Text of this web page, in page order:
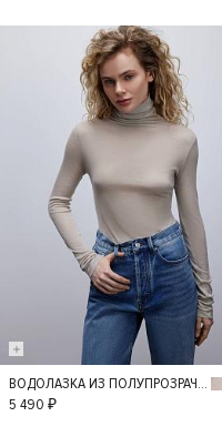
M
ВОДОЛАЗКА ИЗ ПОЛУПРОЗРАЧНОГО ТРИКОТАЖА
5 490 ₽